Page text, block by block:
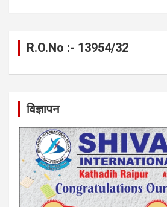
R.O.No :- 13954/32
विज्ञापन